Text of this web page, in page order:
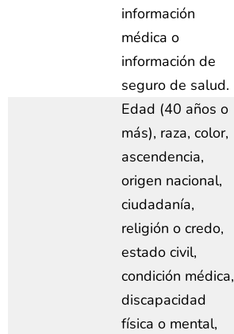
información
médica o
información de
seguro de salud.
Edad (40 años o
más), raza, color,
ascendencia,
origen nacional,
ciudadanía,
religión o credo,
estado civil,
condición médica,
discapacidad
física o mental,